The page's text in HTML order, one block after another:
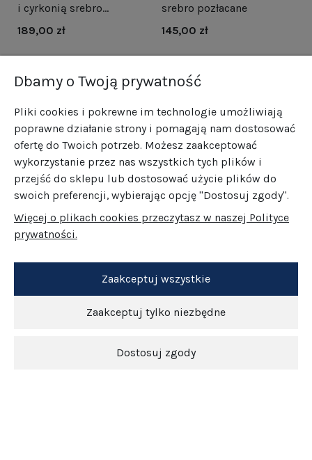
i cyrkonią srebro
rodowane
189,00 zł
srebro pozłacane
145,00 zł
Dbamy o Twoją prywatność
Pliki cookies i pokrewne im technologie umożliwiają
poprawne działanie strony i pomagają nam dostosować
ofertę do Twoich potrzeb. Możesz zaakceptować
wykorzystanie przez nas wszystkich tych plików i
przejść do sklepu lub dostosować użycie plików do
swoich preferencji, wybierając opcję "Dostosuj zgody".
Więcej o plikach cookies przeczytasz w naszej Polityce
prywatności.
Zaakceptuj tylko niezbędne
Dostosuj zgody
Zaakceptuj wszystkie